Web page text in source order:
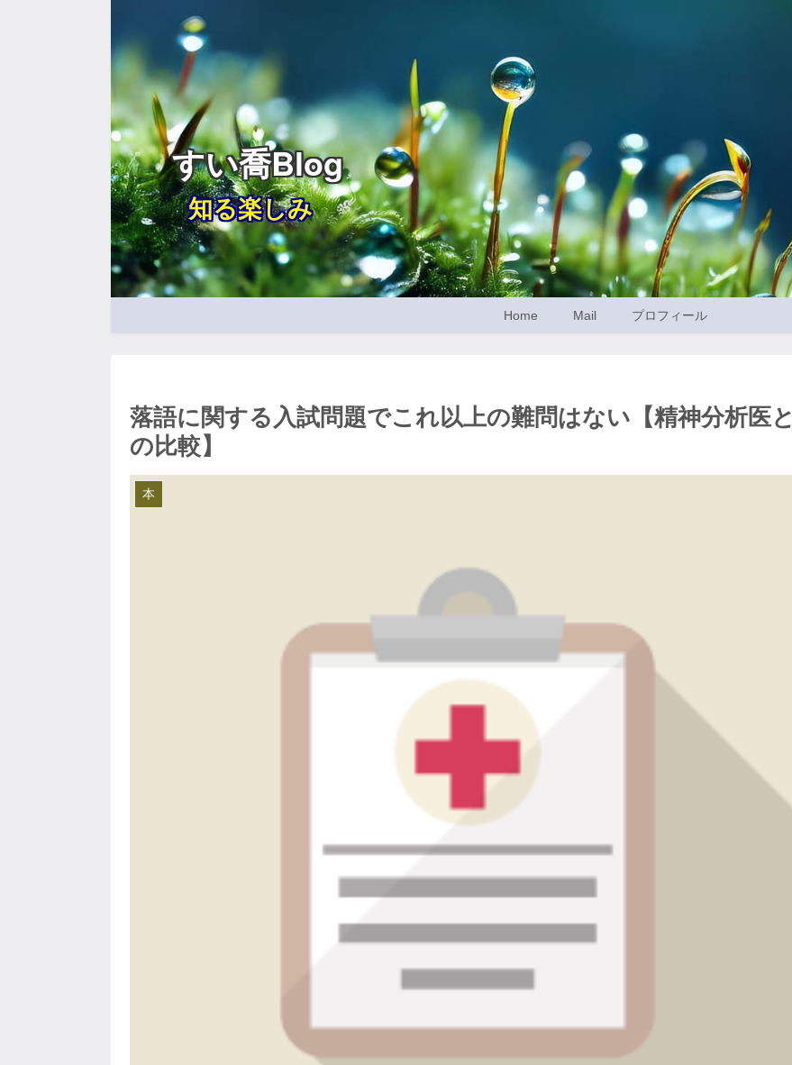
すい喬Blog
知る楽しみ
Home Mail プロフィール
落語に関する入試問題でこれ以上の難問はない【精神分析医と
の比較】
本